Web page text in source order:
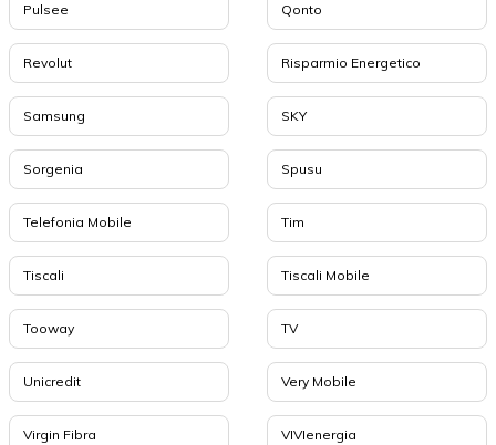
Pulsee Qonto
Revolut Risparmio Energetico
Samsung SKY
Sorgenia Spusu
Telefonia Mobile Tim
Tiscali Tiscali Mobile
Tooway TV
Unicredit Very Mobile
Virgin Fibra VIVIenergia